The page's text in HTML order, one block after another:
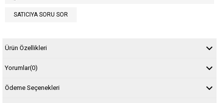
SATICIYA SORU SOR
Ürün Özellikleri
Yorumlar(0)
Ödeme Seçenekleri